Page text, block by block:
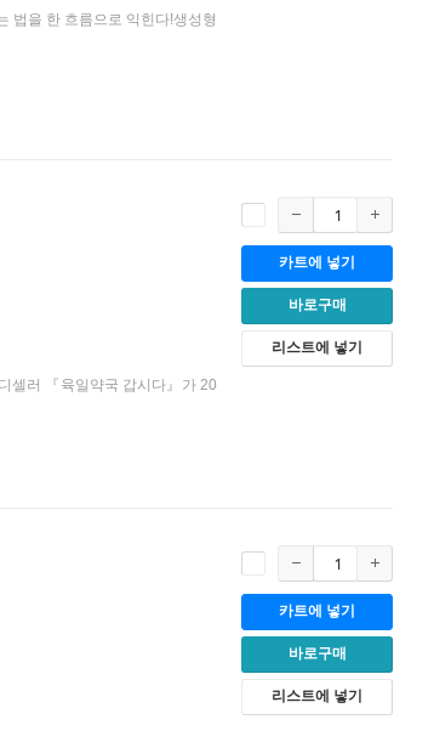
법을 한 흐름으로 익힌다!생성형
셀러 『육일약국 갑시다』가 20
카트에 넣기
바로구매
리스트에 넣기
카트에 넣기
바로구매
리스트에 넣기